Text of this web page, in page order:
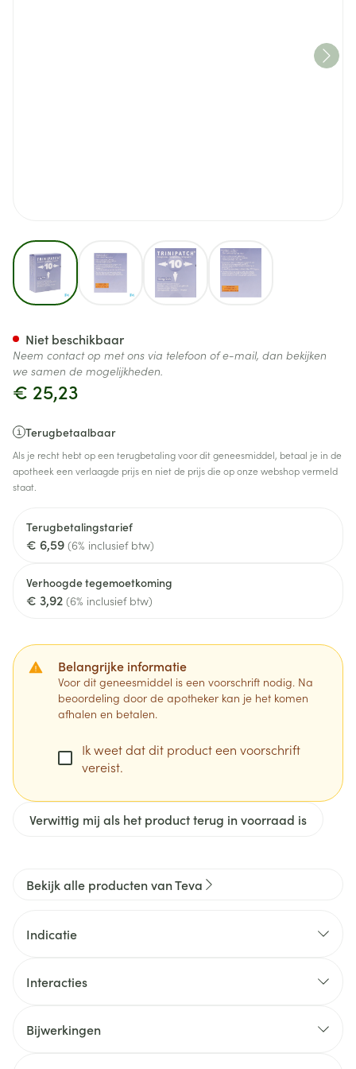
View larger imageView larger imageView larger imageView larger image
€ 25,23
Terugbetaalbaar
Als je recht hebt op een terugbetaling voor dit geneesmiddel, betaal je in de
apotheek een verlaagde prijs en niet de prijs die op onze webshop vermeld
staat.
Terugbetalingstarief
€ 6,59 (6% inclusief btw)
Verhoogde tegemoetkoming
€ 3,92 (6% inclusief btw)
Belangrijke informatie
Voor dit geneesmiddel is een voorschrift nodig. Na
beoordeling door de apotheker kan je het komen
afhalen en betalen.
Ik weet dat dit product een voorschrift
vereist.
Verwittig mij als het product terug in voorraad is
Niet beschikbaar
Neem contact op met ons via telefoon of e-mail, dan bekijken
we samen de mogelijkheden.
Bekijk alle producten van Teva
Indicatie
Trinipatch is een pleister die je op de huid kleeft. De
vrijgesteld wordt vanuit de pleister en die door de
Interacties
Bijwerkingen